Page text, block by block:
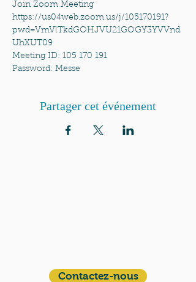
Join Zoom Meeting
https://us04web.zoom.us/j/105170191?
pwd=VmVlTkdGOHJVU21GOGY3YVVnd
UhXUT09
Meeting ID: 105 170 191
Password: Messe
Partager cet événement
Contactez-nous